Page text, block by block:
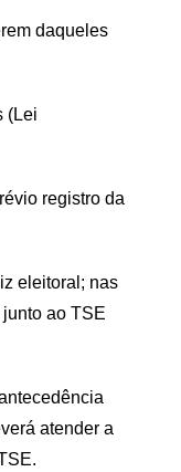
daqueles
(Lei
registro da
eleitoral; nas
ao TSE
atender a